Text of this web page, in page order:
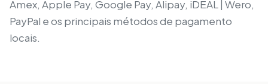
Amex, Apple Pay, Google Pay, Alipay, iDEAL | Wero,
PayPal e os principais métodos de pagamento
locais.